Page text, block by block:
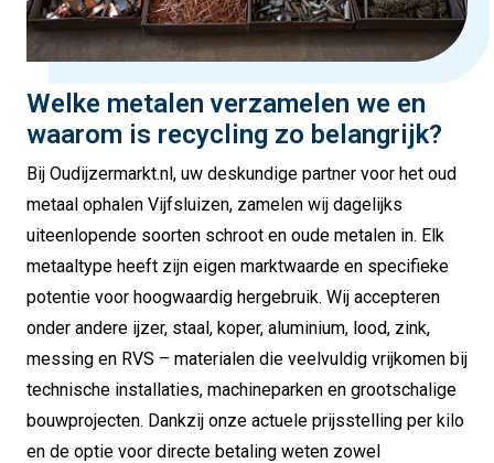
Welke metalen verzamelen we en
waarom is recycling zo belangrijk?
Bij Oudijzermarkt.nl, uw deskundige partner voor het oud
metaal ophalen Vijfsluizen, zamelen wij dagelijks
uiteenlopende soorten schroot en oude metalen in. Elk
metaaltype heeft zijn eigen marktwaarde en specifieke
potentie voor hoogwaardig hergebruik. Wij accepteren
onder andere ijzer, staal, koper, aluminium, lood, zink,
messing en RVS – materialen die veelvuldig vrijkomen bij
technische installaties, machineparken en grootschalige
bouwprojecten. Dankzij onze actuele prijsstelling per kilo
en de optie voor directe betaling weten zowel